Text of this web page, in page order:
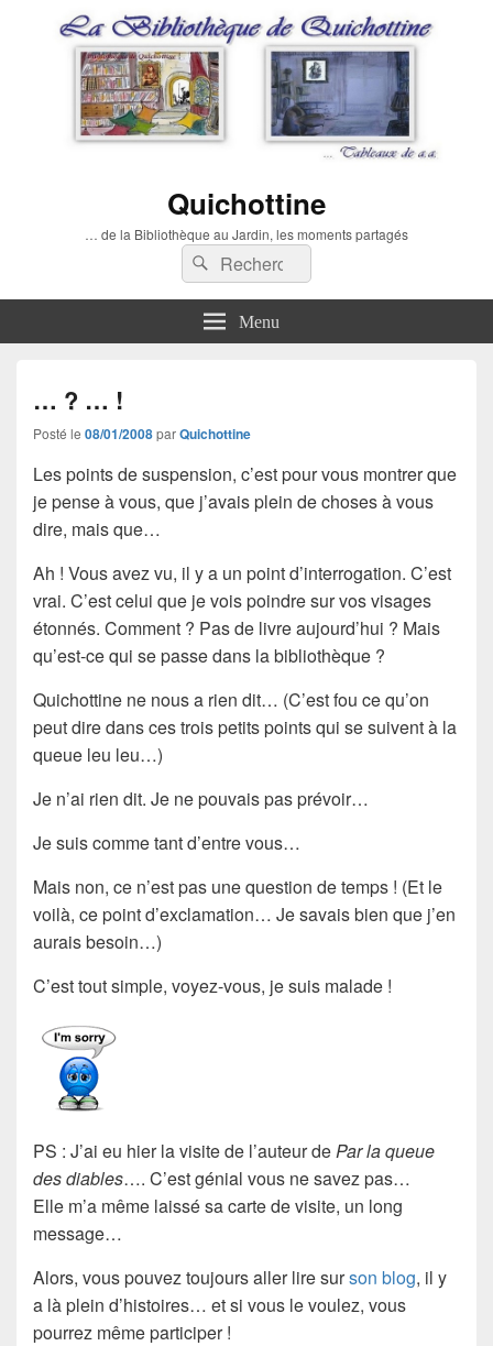
Quichottine
… de la Bibliothèque au Jardin, les moments partagés
Recherche :
Rechercher
Menu
… ? … !
Posté le 08/01/2008parQuichottine
Lespoints de suspension, c’est pour vous montrer que
je pense à vous, que j’avais plein de choses à vous
dire, mais que…
Ah ! Vous avez vu, il y a un point d’interrogation. C’est
vrai. C’est celui que je vois poindre sur vos visages
étonnés. Comment ? Pas de livre aujourd’hui ? Mais
qu’est-ce qui se passe dans la bibliothèque ?
Quichottine ne nous a rien dit… (C’est fou ce qu’on
peut dire dans ces trois petits points qui se suivent à la
queue leu leu…)
Je n’ai rien dit. Je ne pouvais pas prévoir…
Je suis comme tant d’entre vous…
Mais non, ce n’est pas une question de temps ! (Et le
voilà, cepoint d’exclamation… Je savais bien que j’en
aurais besoin…)
C’est tout simple, voyez-vous, je suis malade !
PS : J’ai eu hier la visite de l’auteur dePar la queue
des diables…. C’est génial vous ne savez pas…
Elle m’a même laissé sa carte de visite, un long
message…
Alors, vous pouvez toujours aller lire surson blog, il y
a là plein d’histoires… et si vous le voulez, vous
pourrez même participer !